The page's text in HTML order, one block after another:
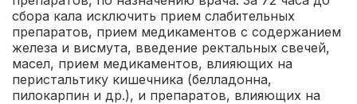
сбора кала исключить прием слабительных
препаратов, прием медикаментов с содержанием
железа и висмута, введение ректальных свечей,
масел, прием медикаментов, влияющих на
перистальтику кишечника (белладонна,
пилокарпин и др.), и препаратов, влияющих на